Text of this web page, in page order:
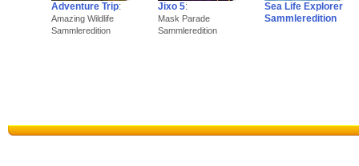
Adventure Trip:
Amazing Wildlife
Sammleredition
Jixo 5:
Mask Parade
Sammleredition
Sea Life Explorer
Sammleredition